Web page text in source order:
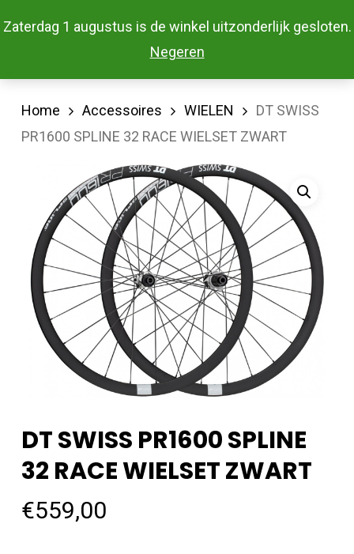
Zaterdag 1 augustus is de winkel uitzonderlijk gesloten.
Negeren
to
Menu
Home Accessoires WIELEN
DT SWISS
PR1600 SPLINE 32 RACE WIELSET ZWART
DT SWISS PR1600 SPLINE
32 RACE WIELSET ZWART
€559,00
Menu